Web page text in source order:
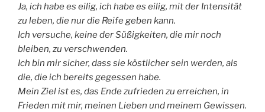
Ja, ich habe es eilig, ich habe es eilig, mit der Intensität
zu leben, die nur die Reife geben kann.
Ich versuche, keine der Süßigkeiten, die mir noch
bleiben, zu verschwenden.
Ich bin mir sicher, dass sie köstlicher sein werden, als
die, die ich bereits gegessen habe.
Mein Ziel ist es, das Ende zufrieden zu erreichen, in
Frieden mit mir, meinen Lieben und meinem Gewissen.